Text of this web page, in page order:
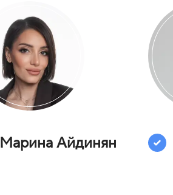
Марина Айдинян